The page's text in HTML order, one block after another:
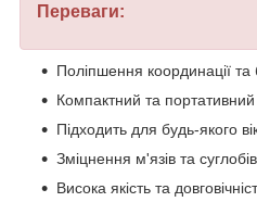
Переваги:
Поліпшення координації та
Компактний та портативний
Підходить для будь-якого
Зміцнення м'язів та суглобів
Висока якість та